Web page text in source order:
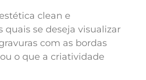
clean e
se deseja visualizar
com as bordas
o que a criatividade